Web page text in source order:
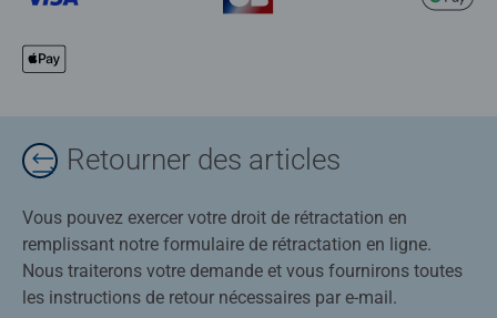
Retourner des articles
Vous pouvez exercer votre droit de rétractation en
remplissant notre formulaire de rétractation en ligne.
Nous traiterons votre demande et vous fournirons toutes
les instructions de retour nécessaires par e-mail.